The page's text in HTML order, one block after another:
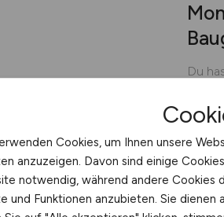
Du
du
Cookies, um Ihnen unsere
anzuzeigen. Davon sind einige
notwendig, während andere Cookies
und Funktionen anzubieten. Sie